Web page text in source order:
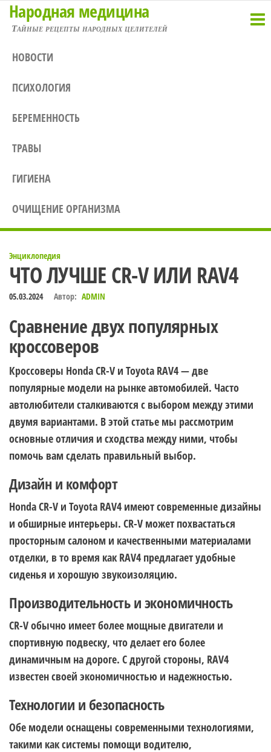
Перейти
Народная медицина
Тайные рецепты народных целителей
НОВОСТИ
ПСИХОЛОГИЯ
БЕРЕМЕННОСТЬ
ТРАВЫ
ГИГИЕНА
ОЧИЩЕНИЕ ОРГАНИЗМА
Энциклопедия
ЧТО ЛУЧШЕ CR-V ИЛИ RAV4
05.03.2024 Автор: ADMIN
Сравнение двух популярных
кроссоверов
Кроссоверы Honda CR-V и Toyota RAV4 — две
популярные модели на рынке автомобилей. Часто
автолюбители сталкиваются с выбором между этими
двумя вариантами. В этой статье мы рассмотрим
основные отличия и сходства между ними, чтобы
помочь вам сделать правильный выбор.
Дизайн и комфорт
Honda CR-V и Toyota RAV4 имеют современные дизайны
и обширные интерьеры. CR-V может похвастаться
просторным салоном и качественными материалами
отделки, в то время как RAV4 предлагает удобные
сиденья и хорошую звукоизоляцию.
Производительность и экономичность
CR-V обычно имеет более мощные двигатели и
спортивную подвеску, что делает его более
динамичным на дороге. С другой стороны, RAV4
известен своей экономичностью и надежностью.
Технологии и безопасность
Обе модели оснащены современными технологиями,
такими как системы помощи водителю,